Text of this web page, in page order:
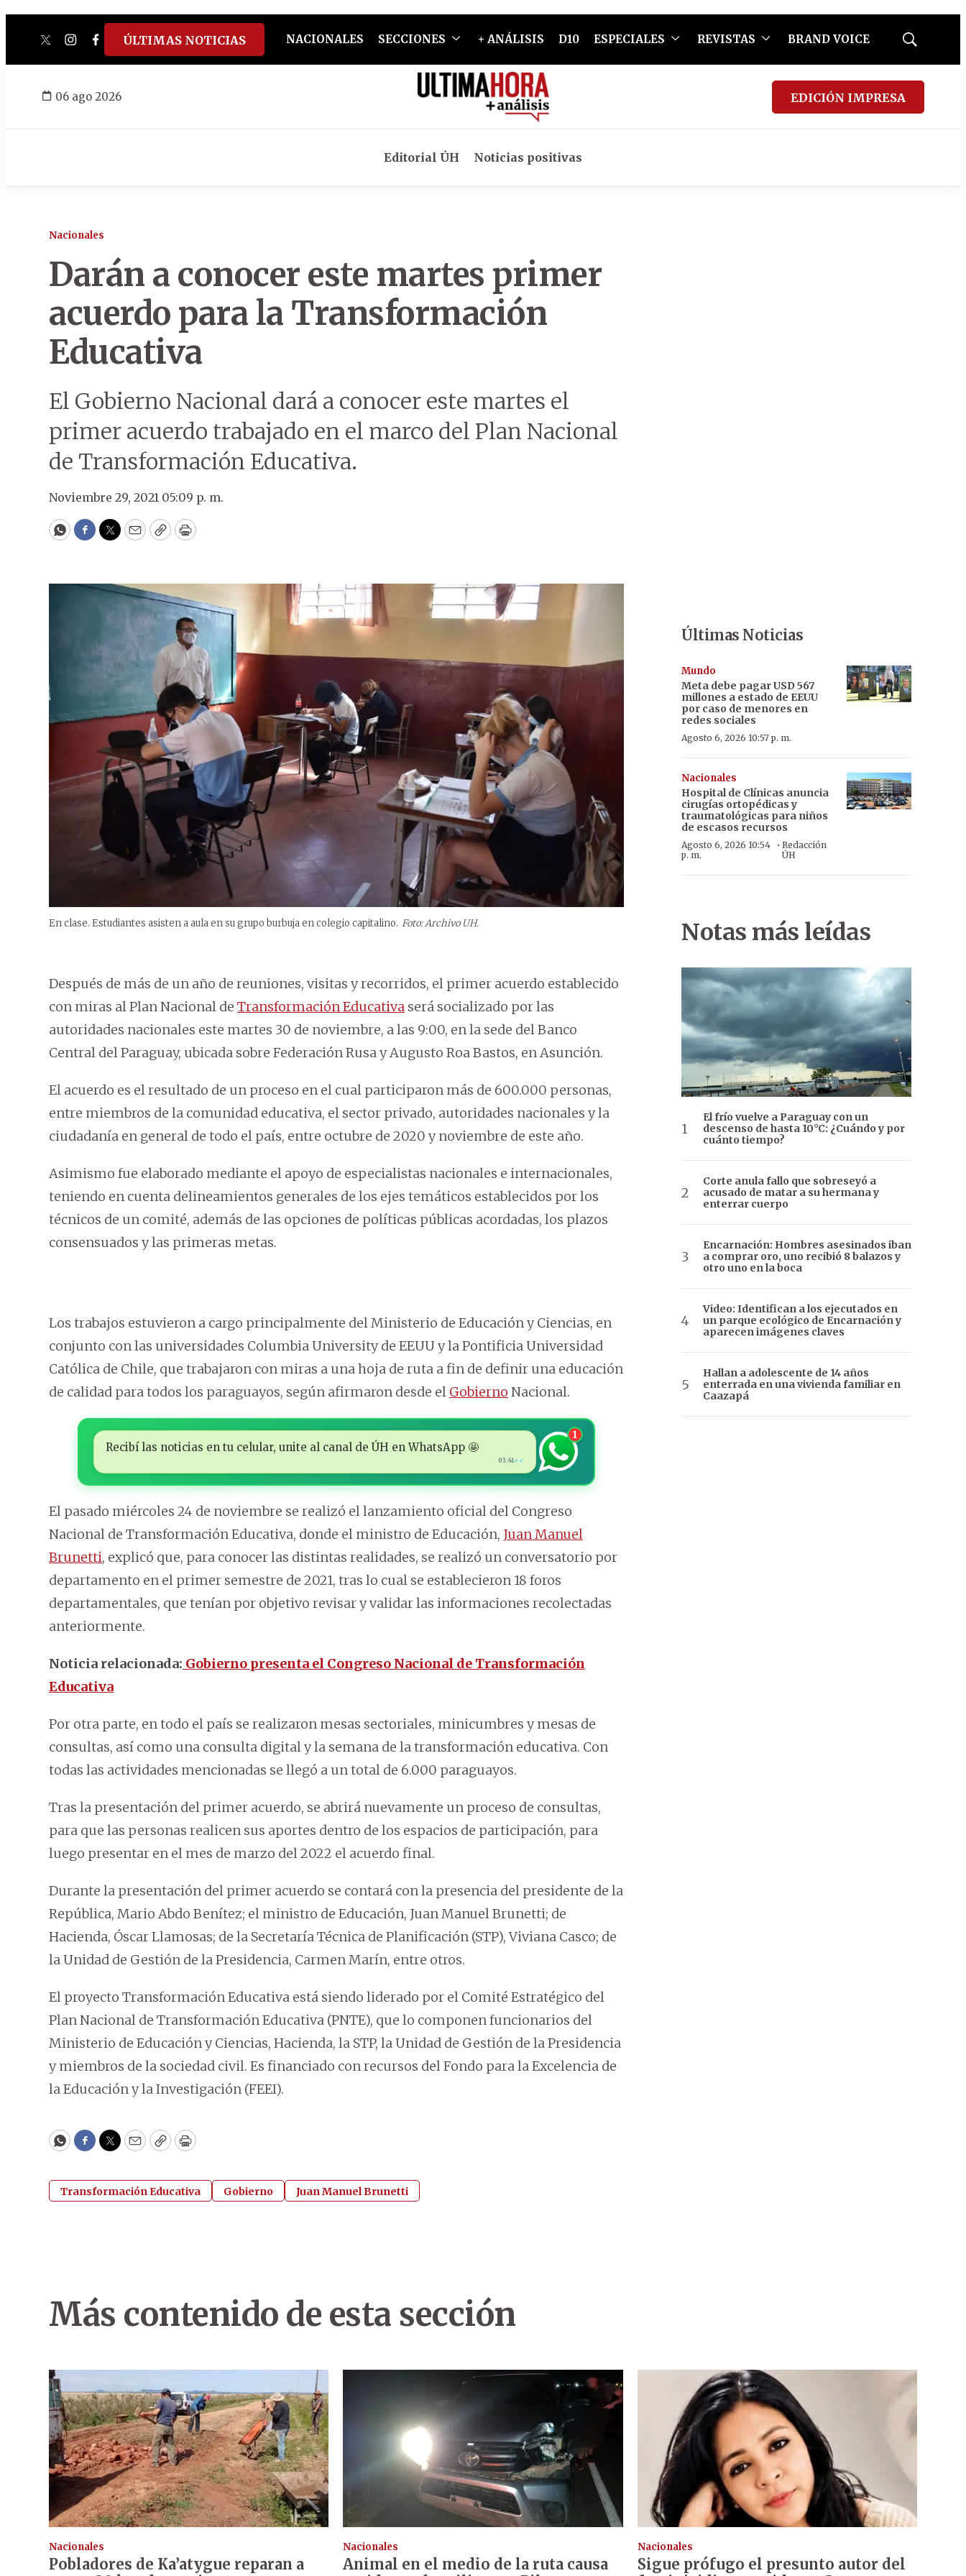
twitterinstagram
facebook
tiktokyoutube
spotify
ÚLTIMAS NOTICIAS NACIONALES SECCIONES + ANÁLISIS D10 ESPECIALES REVISTAS BRAND VOICE
Mostrar
06 ago 2026 EDICIÓN IMPRESA
Editorial ÚH Noticias positivas
Nacionales
Darán a conocer este martes primer
acuerdo para la Transformación
Educativa
El Gobierno Nacional dará a conocer este martes el
primer acuerdo trabajado en el marco del Plan Nacional
de Transformación Educativa.
Noviembre 29, 2021 05:09 p. m.
WhatsApp
Facebook
Twitter
EmailCopyPrint
En clase. Estudiantes asisten a aula en su grupo burbuja en colegio capitalino. Foto: Archivo UH.
Después de más de un año de reuniones, visitas y recorridos, el primer acuerdo establecido
con miras al Plan Nacional de Transformación Educativa será socializado por las
autoridades nacionales este martes 30 de noviembre, a las 9:00, en la sede del Banco
Central del Paraguay, ubicada sobre Federación Rusa y Augusto Roa Bastos, en Asunción.
El acuerdo es el resultado de un proceso en el cual participaron más de 600.000 personas,
entre miembros de la comunidad educativa, el sector privado, autoridades nacionales y la
ciudadanía en general de todo el país, entre octubre de 2020 y noviembre de este año.
Asimismo fue elaborado mediante el apoyo de especialistas nacionales e internacionales,
teniendo en cuenta delineamientos generales de los ejes temáticos establecidos por los
técnicos de un comité, además de las opciones de políticas públicas acordadas, los plazos
consensuados y las primeras metas.
Los trabajos estuvieron a cargo principalmente del Ministerio de Educación y Ciencias, en
conjunto con las universidades Columbia University de EEUU y la Pontificia Universidad
Católica de Chile, que trabajaron con miras a una hoja de ruta a fin de definir una educación
de calidad para todos los paraguayos, según afirmaron desde el Gobierno Nacional.
Recibí las noticias en tu celular, unite al canal de ÚH en WhatsApp 🤩
03:41✓✓
1
El pasado miércoles 24 de noviembre se realizó el lanzamiento oficial del Congreso
Nacional de Transformación Educativa, donde el ministro de Educación, Juan Manuel
Brunetti, explicó que, para conocer las distintas realidades, se realizó un conversatorio por
departamento en el primer semestre de 2021, tras lo cual se establecieron 18 foros
departamentales, que tenían por objetivo revisar y validar las informaciones recolectadas
anteriormente.
Noticia relacionada: Gobierno presenta el Congreso Nacional de Transformación
Educativa
Por otra parte, en todo el país se realizaron mesas sectoriales, minicumbres y mesas de
consultas, así como una consulta digital y la semana de la transformación educativa. Con
todas las actividades mencionadas se llegó a un total de 6.000 paraguayos.
Tras la presentación del primer acuerdo, se abrirá nuevamente un proceso de consultas,
para que las personas realicen sus aportes dentro de los espacios de participación, para
luego presentar en el mes de marzo del 2022 el acuerdo final.
Durante la presentación del primer acuerdo se contará con la presencia del presidente de la
República, Mario Abdo Benítez; el ministro de Educación, Juan Manuel Brunetti; de
Hacienda, Óscar Llamosas; de la Secretaría Técnica de Planificación (STP), Viviana Casco; de
la Unidad de Gestión de la Presidencia, Carmen Marín, entre otros.
El proyecto Transformación Educativa está siendo liderado por el Comité Estratégico del
Plan Nacional de Transformación Educativa (PNTE), que lo componen funcionarios del
Ministerio de Educación y Ciencias, Hacienda, la STP, la Unidad de Gestión de la Presidencia
y miembros de la sociedad civil. Es financiado con recursos del Fondo para la Excelencia de
la Educación y la Investigación (FEEI).
WhatsApp
Facebook
Twitter
EmailCopyPrint
Transformación Educativa Gobierno Juan Manuel Brunetti
Últimas Noticias
Mundo
Meta debe pagar USD 567
millones a estado de EEUU
por caso de menores en
redes sociales
Agosto 6, 2026 10:57 p. m.
Nacionales
Hospital de Clínicas anuncia
cirugías ortopédicas y
traumatológicas para niños
de escasos recursos
Agosto 6, 2026 10:54
p. m.
· Redacción
ÚH
Notas más leídas
El frío vuelve a Paraguay con un
descenso de hasta 10°C: ¿Cuándo y por
cuánto tiempo?
Corte anula fallo que sobreseyó a
acusado de matar a su hermana y
enterrar cuerpo
Encarnación: Hombres asesinados iban
a comprar oro, uno recibió 8 balazos y
otro uno en la boca
Video: Identifican a los ejecutados en
un parque ecológico de Encarnación y
aparecen imágenes claves
Hallan a adolescente de 14 años
enterrada en una vivienda familiar en
Caazapá
Más contenido de esta sección
Nacionales
Pobladores de Ka’atygue reparan a
Nacionales
Animal en el medio de la ruta causa
Nacionales
Sigue prófugo el presunto autor del